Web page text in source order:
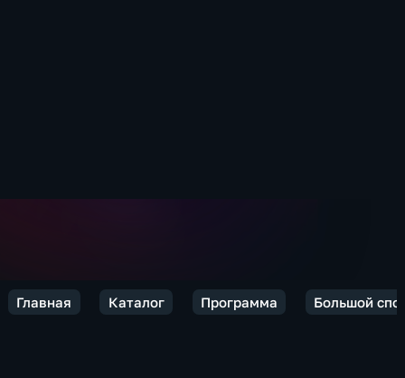
Главная Каталог Программа Большой